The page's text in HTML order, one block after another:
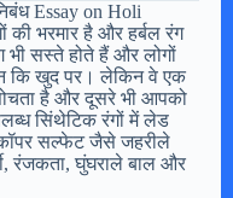
Essay on Holi
की भरमार है और हर्बल रंग
भी सस्ते होते हैं और लोगों
कि खुद पर। लेकिन वे एक
है और दूसरे भी आपको
सिंथेटिक रंगों में लेड
सल्फेट जैसे जहरीले
रंजकता, घुंघराले बाल और